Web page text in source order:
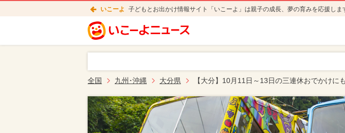
いこーよ 子どもとお出かけ情報サイト「いこーよ」は親子の成長、夢の育みを応援しま
全国 九州･沖縄 大分県 【大分】10月11日～13日の三連休おでかけ